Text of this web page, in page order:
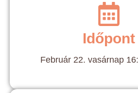
Időpont
Február 22. vasárnap